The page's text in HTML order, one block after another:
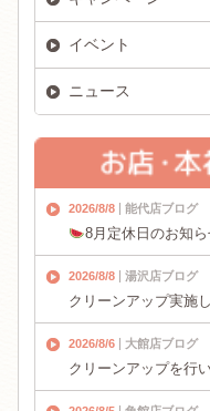
イベント
ニュース
2026/8/8 能代店ブログ
8月定休日のお知
2026/8/8 湯沢店ブログ
クリーンアップ実施
2026/8/6 大館店ブログ
クリーンアップを行